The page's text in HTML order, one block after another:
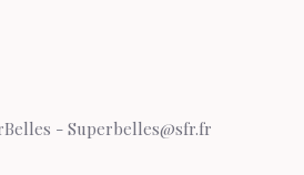
- Superbelles@sfr.fr